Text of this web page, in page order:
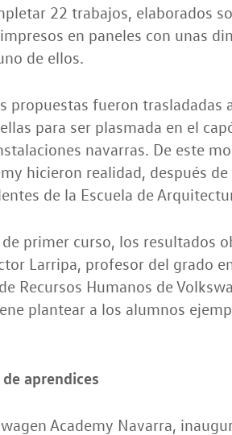
22 trabajos, elaborados
en paneles con unas
de ellos.
propuestas fueron trasladadas
para ser plasmada en el
navarras. De este
hicieron realidad, después
de la Escuela de
de primer curso, los resultados
Larripa, profesor del grado
Recursos Humanos de
plantear a los alumnos
aprendices
Academy Navarra,